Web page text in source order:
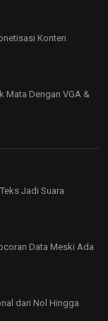
Konten
Mata Dengan VGA &
Jadi Suara
Data Meski Ada
dari Nol Hingga